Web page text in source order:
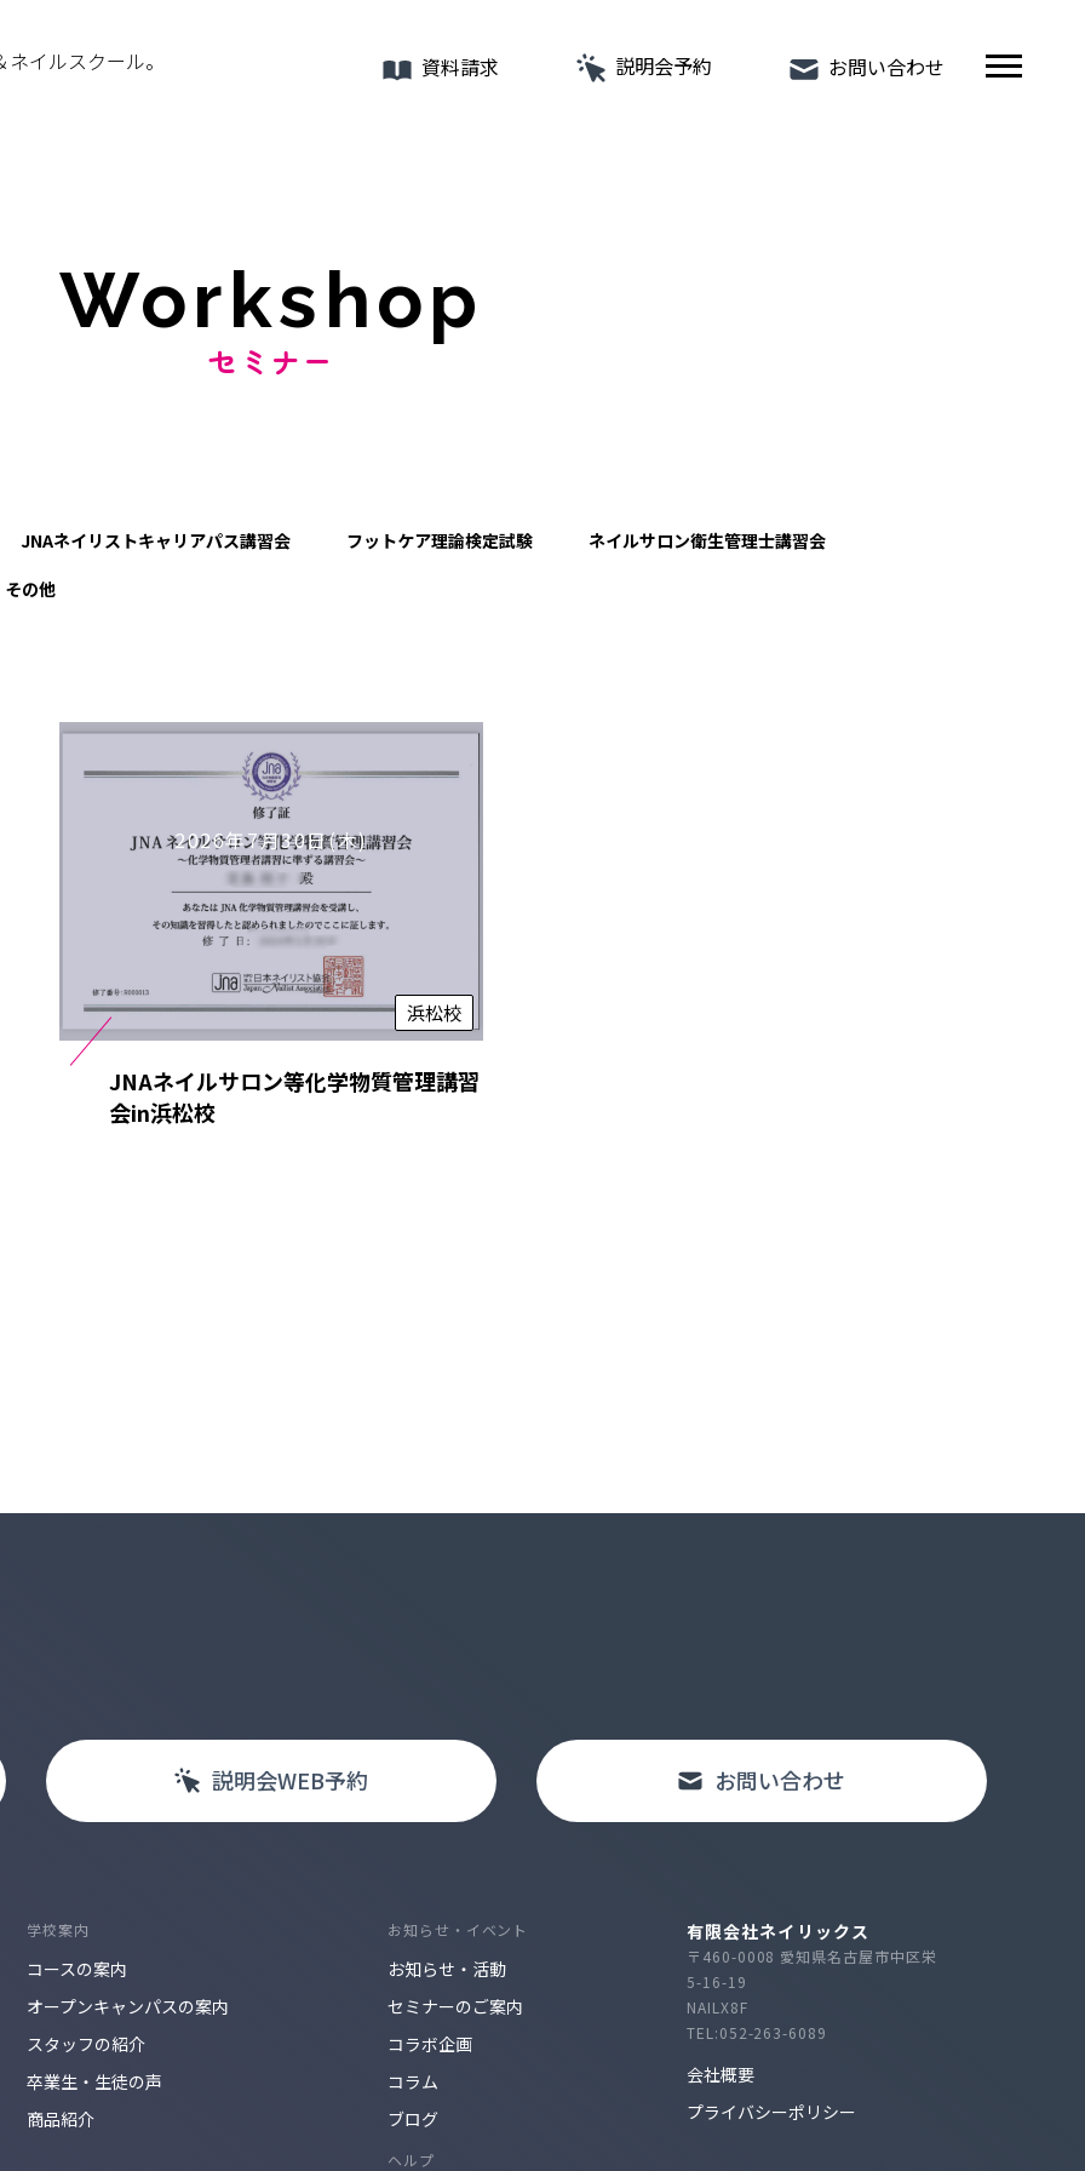
イルスクール。 資料請求 説明会予約 お問い合わせ
Workshop
セミナー
JNAネイリストキャリアパス講習会 フットケア理論検定試験
ネイルサロン衛生管理士講習会
その他
2026年7月30日(木)
浜松校
JNAネイルサロン等化学物質管理講習
会in浜松校
説明会WEB予約 お問い合わせ
学校案内
コースの案内
オープンキャンパスの案内
スタッフの紹介
卒業生・生徒の声
商品紹介
お知らせ・イベント
お知らせ・活動
セミナーのご案内
コラボ企画
コラム
ブログ
ヘルプ
有限会社ネイリックス
〒460-0008 愛知県名古屋市中区栄
5-16-19
NAILX8F
TEL:052-263-6089
会社概要
プライバシーポリシー